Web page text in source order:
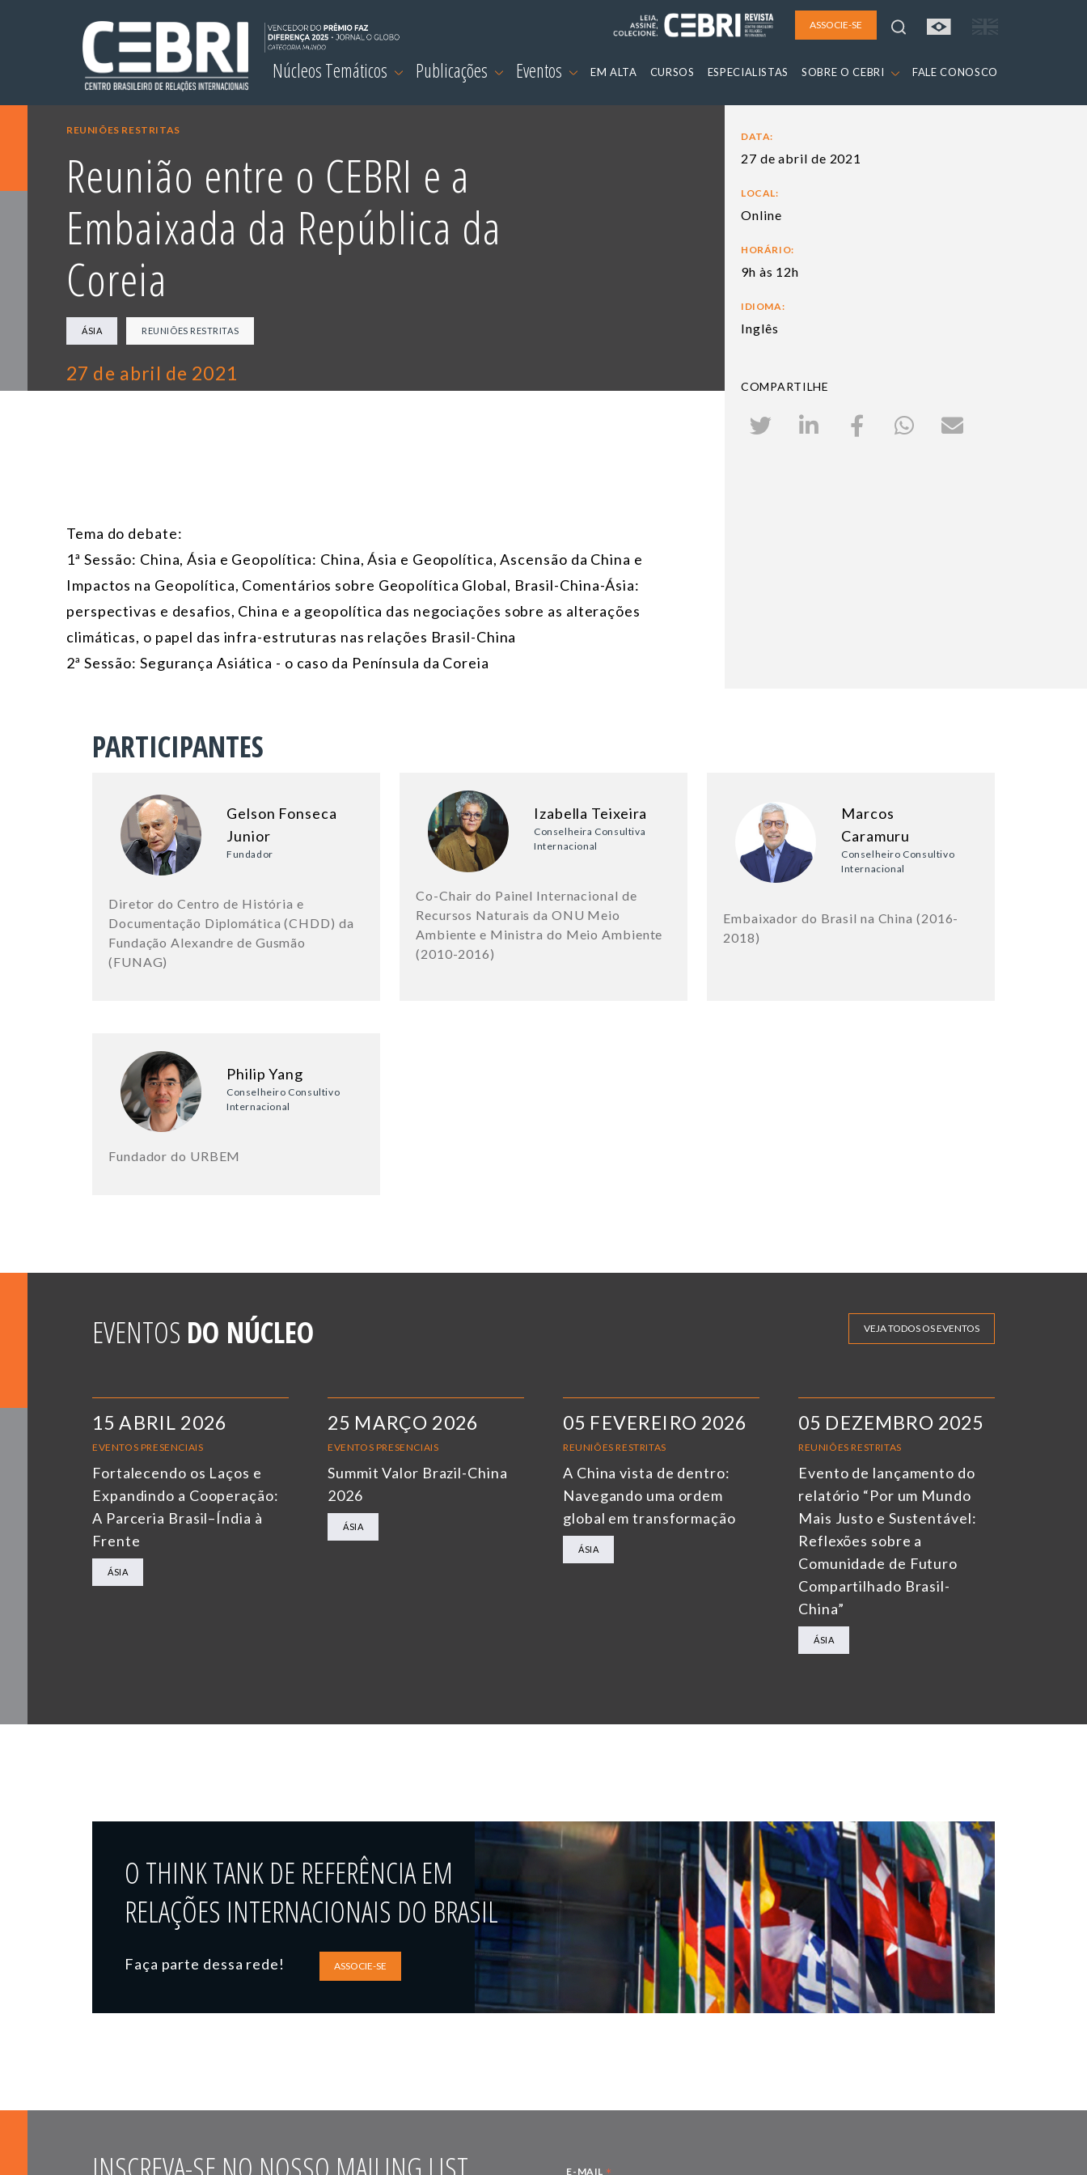
ASSOCIE-SE
Núcleos Temáticos Publicações Eventos EM ALTA CURSOS ESPECIALISTAS SOBRE O CEBRI FALE CONOSCO
REUNIÕES RESTRITAS
Reunião entre o CEBRI e a
Embaixada da República da
Coreia
ÁSIA REUNIÕES RESTRITAS
27 de abril de 2021
Tema do debate:
1ª Sessão: China, Ásia e Geopolítica: China, Ásia e Geopolítica, Ascensão da China e
Impactos na Geopolítica, Comentários sobre Geopolítica Global, Brasil-China-Ásia:
perspectivas e desafios, China e a geopolítica das negociações sobre as alterações
climáticas, o papel das infra-estruturas nas relações Brasil-China
2ª Sessão: Segurança Asiática - o caso da Península da Coreia
DATA:
27 de abril de 2021
LOCAL:
Online
HORÁRIO:
9h às 12h
IDIOMA:
Inglês
COMPARTILHE
PARTICIPANTES
Gelson Fonseca
Junior
Fundador
Diretor do Centro de História e
Documentação Diplomática (CHDD) da
Fundação Alexandre de Gusmão
(FUNAG)
Izabella Teixeira
Conselheira Consultiva
Internacional
Co-Chair do Painel Internacional de
Recursos Naturais da ONU Meio
Ambiente e Ministra do Meio Ambiente
(2010-2016)
Marcos
Caramuru
Conselheiro Consultivo
Internacional
Embaixador do Brasil na China (2016-
2018)
Philip Yang
Conselheiro Consultivo
Internacional
Fundador do URBEM
EVENTOS DO NÚCLEO VEJA TODOS OS EVENTOS
15 ABRIL 2026
EVENTOS PRESENCIAIS
Fortalecendo os Laços e
Expandindo a Cooperação:
A Parceria Brasil–Índia à
Frente
ÁSIA
25 MARÇO 2026
EVENTOS PRESENCIAIS
Summit Valor Brazil-China
2026
ÁSIA
05 FEVEREIRO 2026
REUNIÕES RESTRITAS
A China vista de dentro:
Navegando uma ordem
global em transformação
ÁSIA
05 DEZEMBRO 2025
REUNIÕES RESTRITAS
Evento de lançamento do
relatório “Por um Mundo
Mais Justo e Sustentável:
Reflexões sobre a
Comunidade de Futuro
Compartilhado Brasil-
China”
ÁSIA
O THINK TANK DE REFERÊNCIA EM
RELAÇÕES INTERNACIONAIS DO BRASIL
Faça parte dessa rede! ASSOCIE-SE
E-MAIL